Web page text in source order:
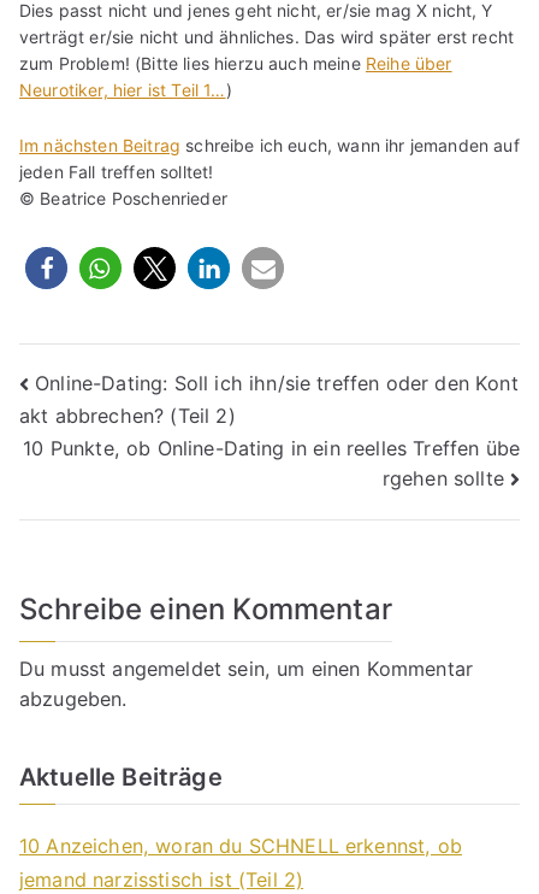
Dies passt nicht und jenes geht nicht, er/sie mag X nicht, Y
verträgt er/sie nicht und ähnliches. Das wird später erst recht
zum Problem! (Bitte lies hierzu auch meine Reihe über
Neurotiker, hier ist Teil 1…)
Im nächsten Beitrag schreibe ich euch, wann ihr jemanden auf
jeden Fall treffen solltet!
© Beatrice Poschenrieder
Beitragsnavigation
Online-Dating: Soll ich ihn/sie treffen oder den Kont
akt abbrechen? (Teil 2)
10 Punkte, ob Online-Dating in ein reelles Treffen übe
rgehen sollte
Schreibe einen Kommentar
Du musstangemeldet sein, um einen Kommentar
abzugeben.
Aktuelle Beiträge
10 Anzeichen, woran du SCHNELL erkennst, ob
jemand narzisstisch ist (Teil 2)